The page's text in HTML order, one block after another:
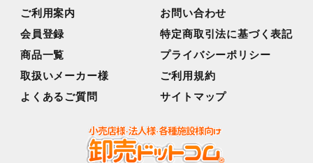
ご利用案内
会員登録
商品一覧
取扱いメーカー様
よくあるご質問
お問い合わせ
特定商取引法に基づく表記
プライバシーポリシー
ご利用規約
サイトマップ